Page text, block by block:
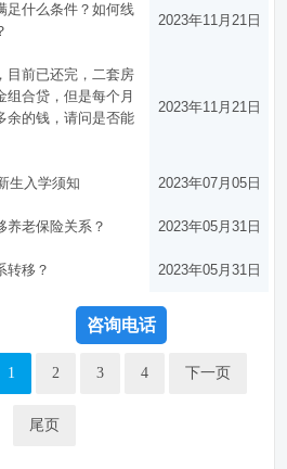
足什么条件？如何线
2023年11月21日
目前已还完，二套房
组合贷，但是每个月
余的钱，请问是否能
2023年11月21日
生入学须知 2023年07月05日
养老保险关系？ 2023年05月31日
转移？ 2023年05月31日
1 2 3 4 下一页
尾页
咨询电话